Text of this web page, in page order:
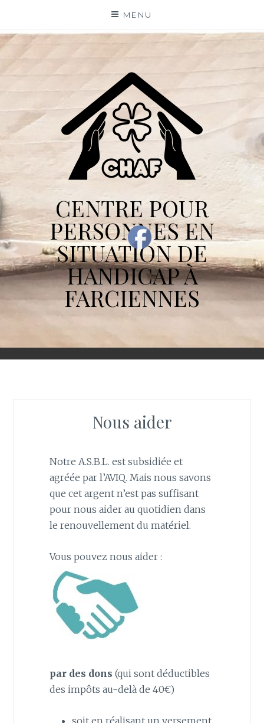
content
MENU
CENTRE POUR
PERSONNES EN
SITUATION DE
HANDICAP À
FARCIENNES
Nous aider
Notre A.S.B.L. est subsidiée et
agréée par l’AVIQ. Mais nous savons
que cet argent n’est pas suffisant
pour nous aider au quotidien dans
le renouvellement du matériel.
Vous pouvez nous aider :
par des dons (qui sont déductibles
des impôts au-delà de 40€)
soit en réalisant un versement